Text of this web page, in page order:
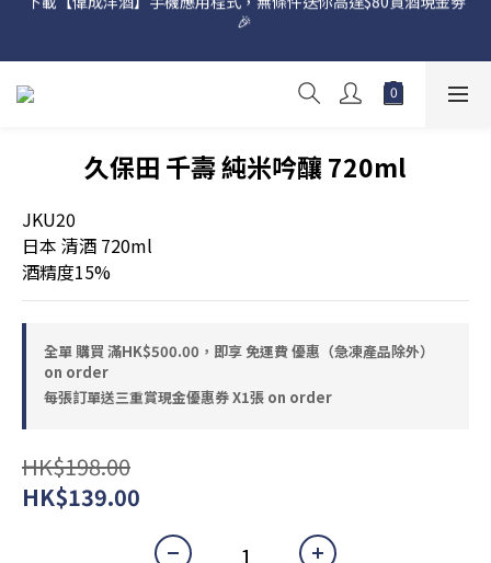
網店購滿 $500 即享免費送貨服務📦
🎉
網店購滿 $500 即享免費送貨服務📦
久保田 千壽 純米吟釀 720ml
JKU20
日本 清酒 720ml
酒精度15%
全單 購買 滿HK$500.00，即享 免運費 優惠（急凍產品除外）
on order
每張訂單送三重賞現金優惠券 X1張 on order
HK$198.00
HK$139.00